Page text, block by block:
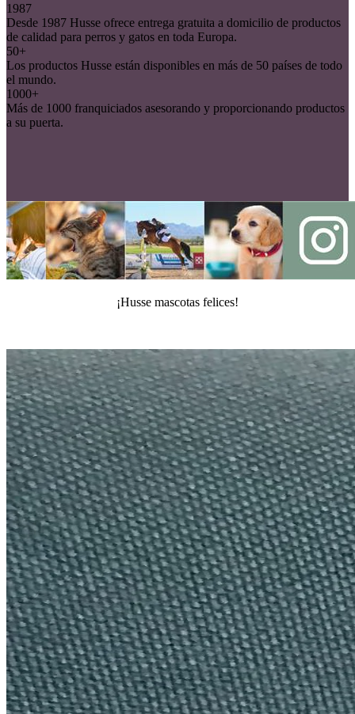
1987
Desde 1987 Husse ofrece entrega gratuita a domicilio de productos
de calidad para perros y gatos en toda Europa.
50+
Los productos Husse están disponibles en más de 50 países de todo
el mundo.
1000+
Más de 1000 franquiciados asesorando y proporcionando productos
a su puerta.
¡Husse mascotas felices!